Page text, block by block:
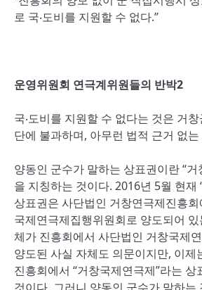
로 국‧도비를 지원할 수 없다.”
운영위원회 연극계위원들의 반박2
국‧도비를 지원할 수 없다는 것은 거
단에 불과하며, 아무런 법적 근거 없
양동인 군수가 말하는 상표권이란 “거
을 지칭하는 것이다. 2016년 5월 현재
상표권은 사단법인 거창연극제진흥
국제연극제집행위원회로 양도되어
체가 진흥회에서 사단법인 거창국제
양도된 사실 자체도 의문이지만, 이제
진흥회에서 “거창국제연극제”라는 상